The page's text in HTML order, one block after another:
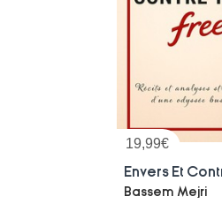
19,99€
Bassem Mejri